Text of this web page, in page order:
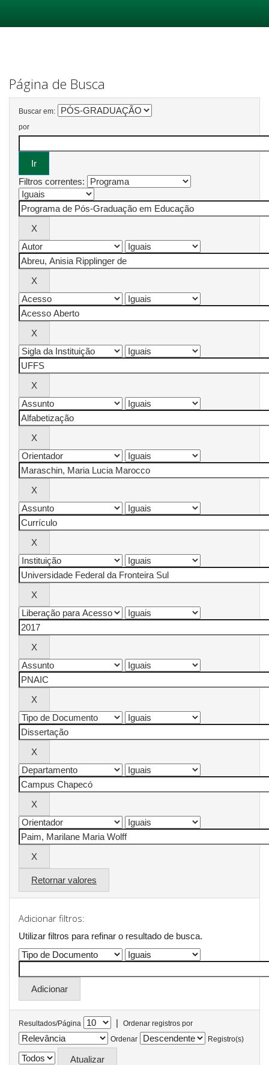
Página de Busca
Buscar em:
por
Filtros correntes:
Retornar valores
Adicionar filtros:
Utilizar filtros para refinar o resultado de busca.
Resultados/Página |
Ordenar registros por
Ordenar
Registro(s)